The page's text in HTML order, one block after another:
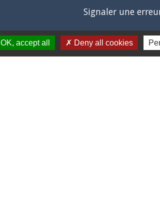
Signaler une
OK, accept all Deny all cookies